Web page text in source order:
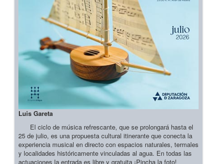
Luis Gareta
El ciclo de música refrescante, que se prolongará hasta el
25 de julio, es una propuesta cultural itinerante que conecta la
experiencia musical en directo con espacios naturales, termales
y localidades históricamente vinculadas al agua. En todas las
actuaciones la entrada es libre y gratuita ¡Pincha la foto!